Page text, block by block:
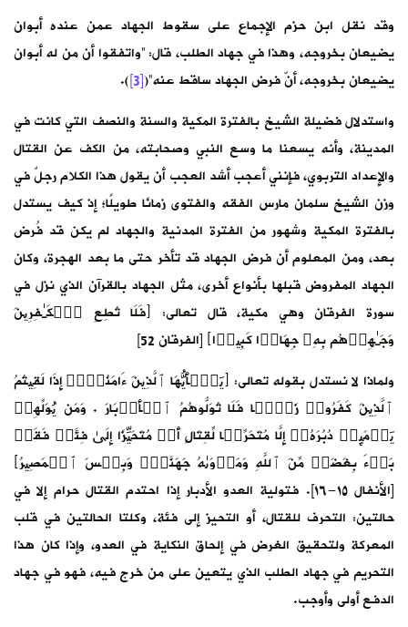
وقد نقل ابن حزم الإجماع على سقوط الجهاد عمن عنده أبوان
يضيعان بخروجه، وهذا في جهاد الطلب، قال: “واتفقوا أن من له أبوان
يضيعان بخروجه، أنّ فرض الجهاد ساقط عنه”([3]
).
واستدلال فضيلة الشيخ بالفترة المكية والسنة والنصف التي كانت في
المدينة، وأنه يسعنا ما وسع النبي وصحابته، من الكف عن القتال
والإعداد التربوي، فإنني أعجب أشد العجب أن يقول هذا الكلام رجلٌ في
وزن الشيخ سلمان مارس الفقه والفتوى زمانًا طويلًا؛ إذ كيف يستدل
بالفترة المكية وشهور من الفترة المدنية والجهاد لم يكن قد فُرض
بعد، ومن المعلوم أن فرض الجهاد قد تأخر حتى ما بعد الهجرة، وكان
الجهاد المفروض قبلها بأنواع أخرى، مثل الجهاد بالقرآن الذي نزل في
سورة الفرقان وهي مكية، قال تعالى: ﴿فَلَا تُطِعِ ٱلۡكَـٰفِرِینَ
وَجَـٰهِدۡهُم بِهِۦ جِهَادࣰا كَبِیرࣰا﴾ [الفرقان 52]
ولماذا لا نستدل بقوله تعالى: ﴿یَـٰۤأَیُّهَا ٱلَّذِینَ ءَامَنُوۤا۟ إِذَا لَقِیتُمُ
ٱلَّذِینَ كَفَرُوا۟ زَحۡفࣰا فَلَا تُوَلُّوهُمُ ٱلۡأَدۡبَارَ . وَمَن یُوَلِّهِمۡ
یَوۡمَىِٕذࣲ دُبُرَهُۥۤ إِلَّا مُتَحَرِّفࣰا لِّقِتَالٍ أَوۡ مُتَحَیِّزًا إِلَىٰ فِئَةࣲ فَقَدۡ
بَاۤءَ بِغَضَبࣲ مِّنَ ٱللَّهِ وَمَأۡوَىٰهُ جَهَنَّمُۖ وَبِئۡسَ ٱلۡمَصِیرُ﴾
[الأنفال ١٥-١٦]. فتولية العدو الأدبار إذا احتدم القتال حرام إلا في
حالتين: التحرف للقتال، أو التحيز إلى فئة، وكلتا الحالتين في قلب
المعركة ولتحقيق الغرض في إلحاق النكاية في العدو، وإذا كان هذا
التحريم في جهاد الطلب الذي يتعين على من خرج فيه، فهو في جهاد
الدفع أولى وأوجب.